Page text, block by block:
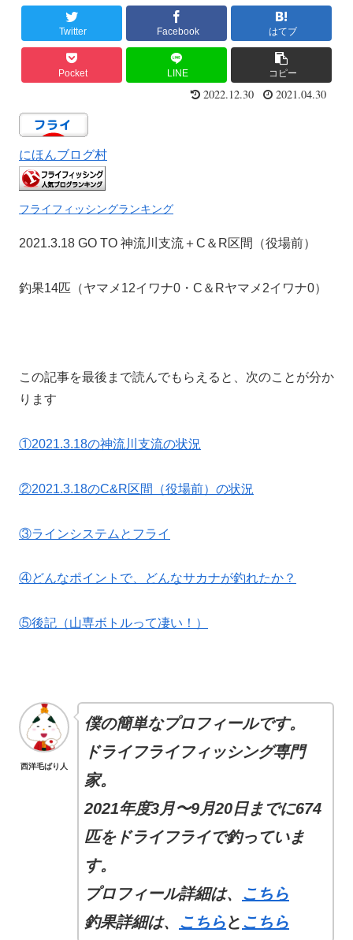
Twitter Facebook はてブ
Pocket LINE コピー
2022.12.30 2021.04.30
にほんブログ村
フライフィッシングランキング
2021.3.18 GO TO 神流川支流＋C＆R区間（役場前）
釣果14匹（ヤマメ12イワナ0・C＆Rヤマメ2イワナ0）
この記事を最後まで読んでもらえると、次のことが分か
ります
①2021.3.18の神流川支流の状況
②2021.3.18のC&R区間（役場前）の状況
③ラインシステムとフライ
④どんなポイントで、どんなサカナが釣れたか？
⑤後記（山専ボトルって凄い！）
西洋毛ばり人
僕の簡単なプロフィールです。
ドライフライフィッシング専門
家。
2021年度3月〜9月20日までに674
匹をドライフライで釣っていま
す。
プロフィール詳細は、 こちら
釣果詳細は、 こちらと こちら